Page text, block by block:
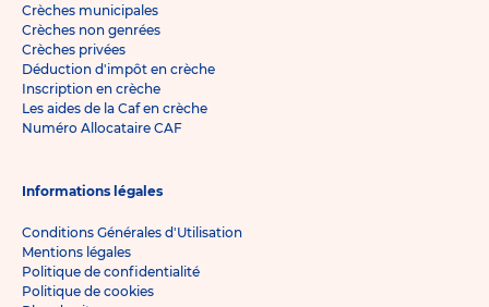
Crèches municipales
Crèches non genrées
Crèches privées
Déduction d'impôt en crèche
Inscription en crèche
Les aides de la Caf en crèche
Numéro Allocataire CAF
Informations légales
Conditions Générales d'Utilisation
Mentions légales
Politique de confidentialité
Politique de cookies